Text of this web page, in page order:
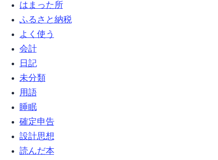
はまった所 (12)
ふるさと納税 (4)
よく使う (1)
会計 (1)
日記 (13)
未分類 (63)
用語 (2)
睡眠 (1)
確定申告 (1)
設計思想 (5)
読んだ本 (1)